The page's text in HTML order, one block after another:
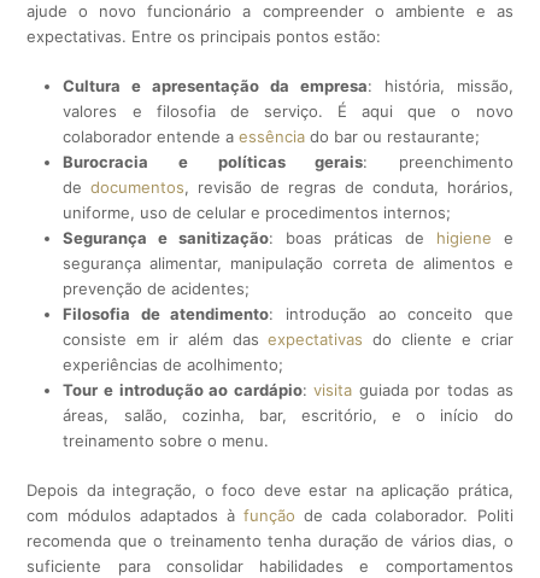
ajude o novo funcionário a compreender o ambiente e as
expectativas. Entre os principais pontos estão:
Cultura e apresentação da empresa: história, missão,
valores e filosofia de serviço. É aqui que o novo
colaborador entende aessência do bar ou restaurante;
Burocracia e políticas gerais: preenchimento
dedocumentos, revisão de regras de conduta, horários,
uniforme, uso de celular e procedimentos internos;
Segurança e sanitização: boas práticas de higiene e
segurança alimentar, manipulação correta de alimentos e
prevenção de acidentes;
Filosofia de atendimento: introdução ao conceito que
consiste em ir além dasexpectativas do cliente e criar
experiências de acolhimento;
Tour e introdução ao cardápio:visita guiada por todas as
áreas, salão, cozinha, bar, escritório, e o início do
treinamento sobre o menu.
Depois da integração, o foco deve estar na aplicação prática,
com módulos adaptados à função de cada colaborador. Politi
recomenda que o treinamento tenha duração de vários dias, o
suficiente para consolidar habilidades e comportamentos